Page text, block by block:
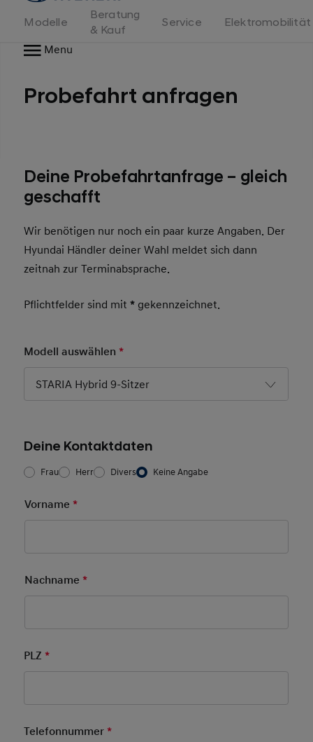
Modelle
Beratung
& Kauf
Service
Elektromobilität
Menu
Probefahrt anfragen
Deine Probefahrtanfrage – gleich
geschafft
Wir benötigen nur noch ein paar kurze Angaben. Der
Hyundai Händler deiner Wahl meldet sich dann
zeitnah zur Terminabsprache.
Pflichtfelder sind mit* gekennzeichnet.
Modell auswählen*
STARIA Hybrid 9-Sitzer
Deine Kontaktdaten
Frau/Herr *
Frau Herr Divers Keine Angabe
Vorname *Pflichtfeld
Nachname *Pflichtfeld
PLZ*
Telefonnummer*